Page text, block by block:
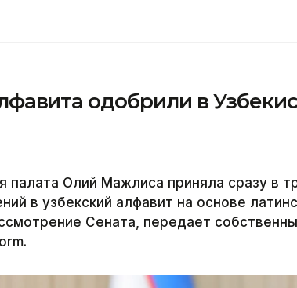
одобрили в
палата Олий Мажлиса приняла сразу в
в узбекский алфавит на основе
Сената, передает